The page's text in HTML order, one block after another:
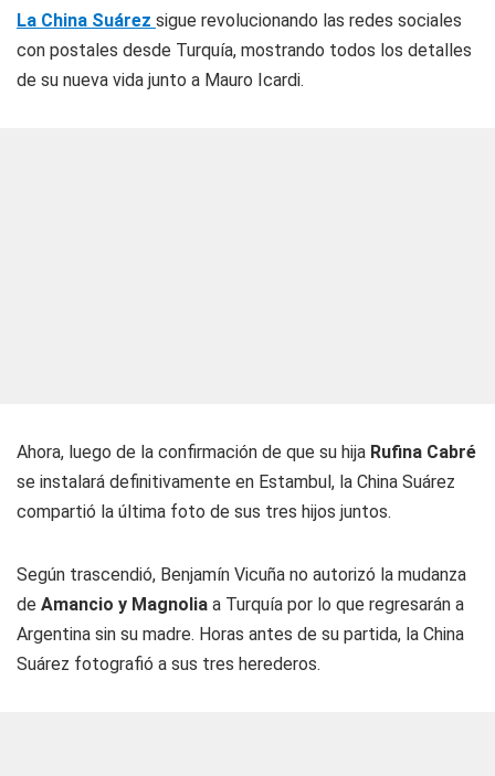
La China Suárez sigue revolucionando las redes sociales
con postales desde Turquía, mostrando todos los detalles
de su nueva vida junto a Mauro Icardi.
Ahora, luego de la confirmación de que su hija Rufina Cabré
se instalará definitivamente en Estambul, la China Suárez
compartió la última foto de sus tres hijos juntos.
Según trascendió, Benjamín Vicuña no autorizó la mudanza
de Amancio y Magnolia a Turquía por lo que regresarán a
Argentina sin su madre. Horas antes de su partida, la China
Suárez fotografió a sus tres herederos.